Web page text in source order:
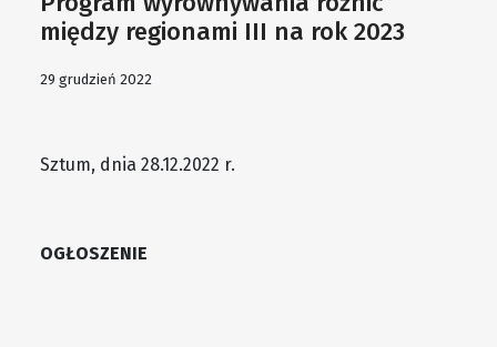
między regionami III na rok 2023
29 grudzień 2022
Sztum, dnia 28.12.2022 r.
OGŁOSZENIE